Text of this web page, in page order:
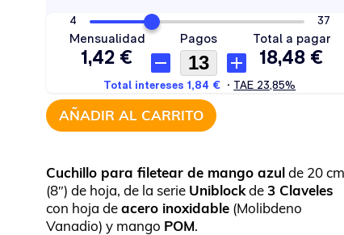
AÑADIR AL CARRITO
Cuchillo para filetear de mango azulde 20
(8″) de hoja, de la serie Uniblockde3 Claveles
con hoja deacero inoxidable (Molibdeno
Vanadio) y mango POM.